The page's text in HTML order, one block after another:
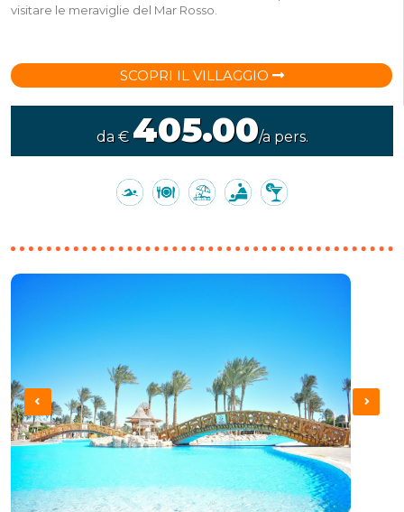
visitare le meraviglie del Mar Rosso.
SCOPRI IL VILLAGGIO
da € 405.00/a pers.